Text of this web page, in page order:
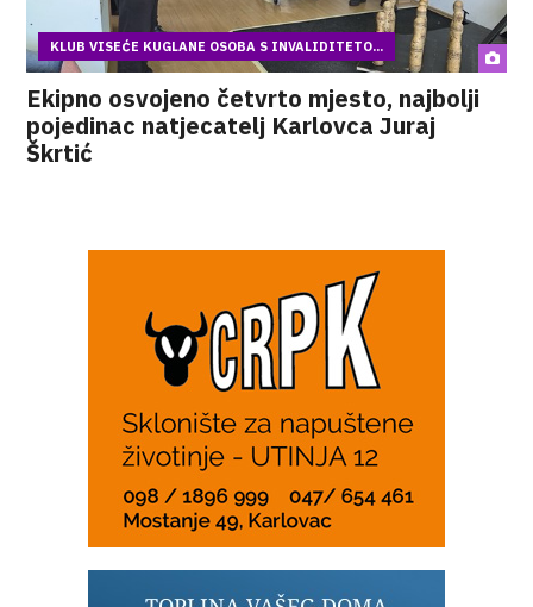
KLUB VISEĆE KUGLANE OSOBA S INVALIDITETO...
Ekipno osvojeno četvrto mjesto, najbolji
pojedinac natjecatelj Karlovca Juraj
Škrtić